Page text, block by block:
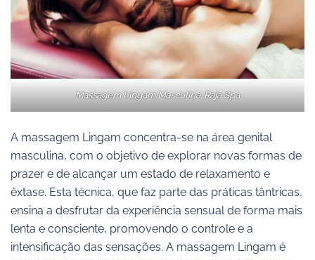
Massagem Lingam Masculina. Raja Spa
A massagem Lingam concentra-se na área genital
masculina, com o objetivo de explorar novas formas de
prazer e de alcançar um estado de relaxamento e
êxtase. Esta técnica, que faz parte das práticas tântricas,
ensina a desfrutar da experiência sensual de forma mais
lenta e consciente, promovendo o controle e a
intensificação das sensações. A massagem Lingam é